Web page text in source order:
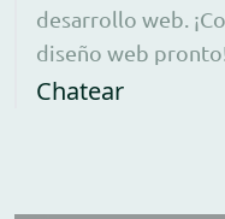
desarrollo web.
diseño web
ChatearOpens